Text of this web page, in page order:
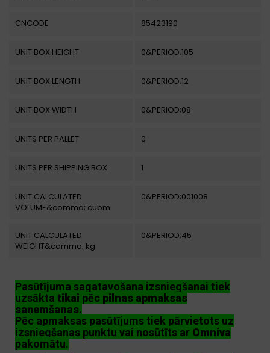
CNCODE 85423190
UNIT BOX HEIGHT 0&PERIOD;105
UNIT BOX LENGTH 0&PERIOD;12
UNIT BOX WIDTH 0&PERIOD;08
UNITS PER PALLET 0
UNITS PER SHIPPING BOX 1
UNIT CALCULATED
VOLUME&comma; cubm
0&PERIOD;001008
UNIT CALCULATED
WEIGHT&comma; kg
0&PERIOD;45
Pasūtījuma sagatavošana izsniegšanai tiek
uzsākta tikai pēc pilnas apmaksas
saņemšanas.
Pēc apmaksas pasūtījums tiek pārvietots uz
izsniegšanas punktu vai nosūtīts ar Omniva
pakomātu.